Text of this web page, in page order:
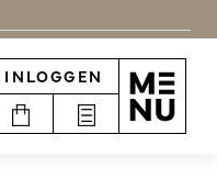
INLOGGEN